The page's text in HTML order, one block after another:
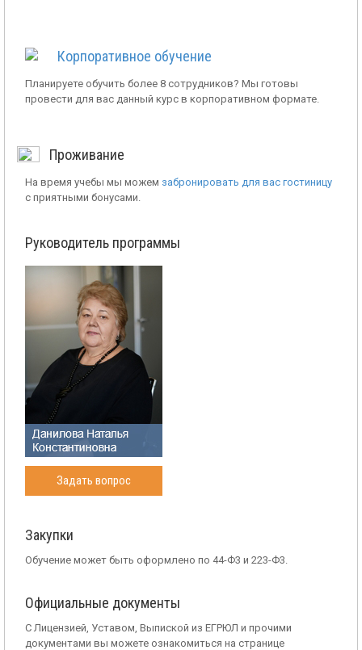
Корпоративное обучение
Планируете обучить более 8 сотрудников? Мы готовы
провести для вас данный курс в корпоративном формате.
Проживание
На время учебы мы можем забронировать для вас гостиницу
с приятными бонусами.
Руководитель программы
Задать вопрос
Закупки
Обучение может быть оформлено по 44-Ф3 и 223-Ф3.
Официальные документы
С Лицензией, Уставом, Выпиской из ЕГРЮЛ и прочими
документами вы можете ознакомиться на странице